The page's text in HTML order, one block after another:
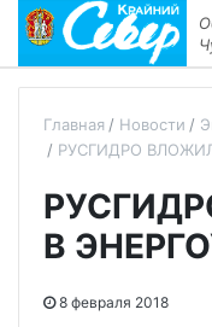
Главная Новости
РУСГИДРО
В
8 февраля 2018